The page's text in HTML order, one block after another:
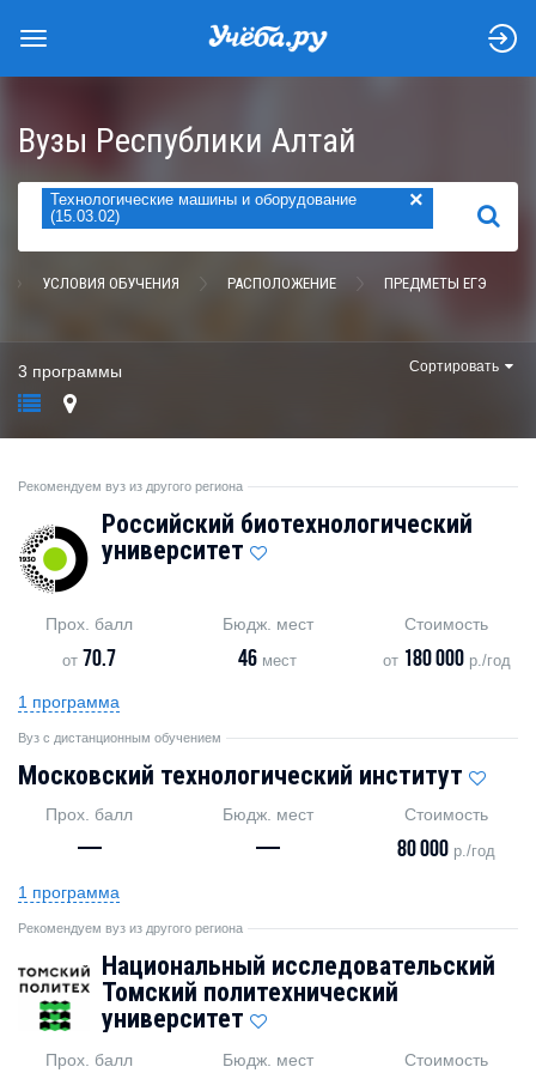
Вузы Республики Алтай
Технологические машины и оборудование
(15.03.02)
×
НАЙТИ
УСЛОВИЯ ОБУЧЕНИЯ РАСПОЛОЖЕНИЕ ПРЕДМЕТЫ ЕГЭ
3 программы Сортировать
Рекомендуем вуз из другого региона
Российский биотехнологический
университет
Прох. балл
от 70.7
Бюдж. мест
46 мест
Стоимость
от 180 000р./год
1 программа
Вуз с дистанционным обучением
Московский технологический институт
Прох. балл
—
Бюдж. мест
—
Стоимость
80 000 р./год
1 программа
Рекомендуем вуз из другого региона
Национальный исследовательский
Томский политехнический
университет
Прох. балл Бюдж. мест Стоимость